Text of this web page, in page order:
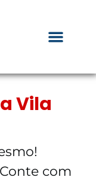
Vila
Conte com